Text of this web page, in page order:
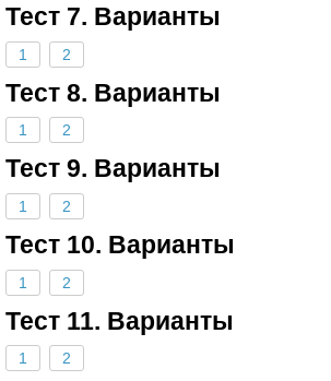
Тест 7. Варианты
1 2
Тест 8. Варианты
1 2
Тест 9. Варианты
1 2
Тест 10. Варианты
1 2
Тест 11. Варианты
1 2